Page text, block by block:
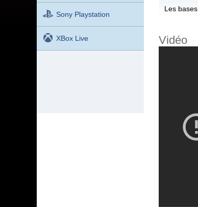
Sony Playstation
XBox Live
Les bases
Vidéo